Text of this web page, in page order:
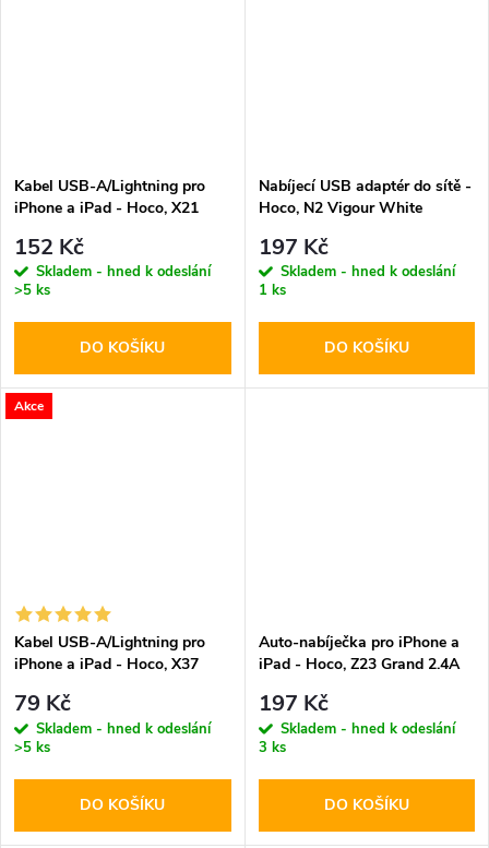
Kabel USB-A/Lightning pro
iPhone a iPad - Hoco, X21
152 Kč
Skladem - hned k odeslání
>5 ks
DO KOŠÍKU
Nabíjecí USB adaptér do sítě -
Hoco, N2 Vigour White
197 Kč
Skladem - hned k odeslání
1 ks
DO KOŠÍKU
Akce
Kabel USB-A/Lightning pro
iPhone a iPad - Hoco, X37
79 Kč
Skladem - hned k odeslání
>5 ks
DO KOŠÍKU
Auto-nabíječka pro iPhone a
iPad - Hoco, Z23 Grand 2.4A
197 Kč
Skladem - hned k odeslání
3 ks
DO KOŠÍKU